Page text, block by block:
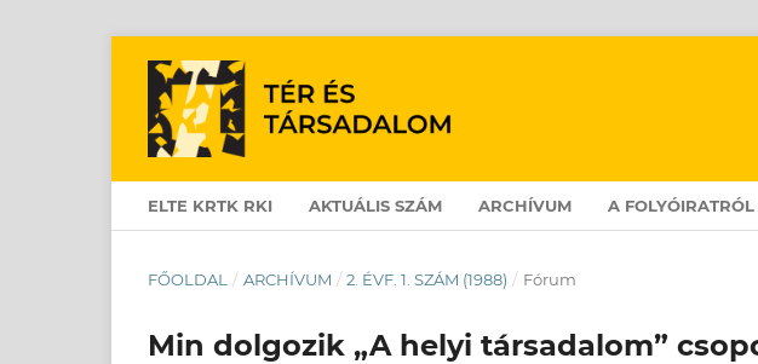
ELTE KRTK RKI AKTUÁLIS SZÁM ARCHÍVUM A FOLYÓIRATRÓL
FŐOLDAL / ARCHÍVUM / 2. ÉVF. 1. SZÁM (1988) / Fórum
Min dolgozik „A helyi társadalom”